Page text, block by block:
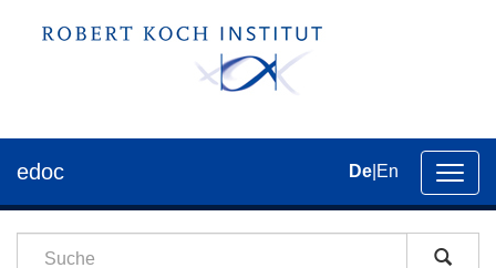
der
edoc De En